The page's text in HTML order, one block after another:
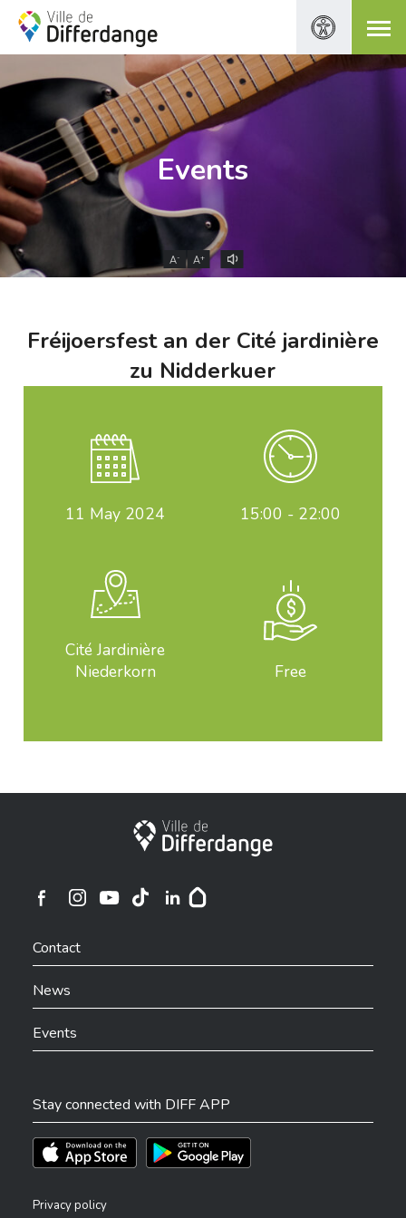
Events
A- A+
Fréijoersfest an der Cité jardinière
zu Nidderkuer
11 May 2024 15:00 - 22:00
Cité Jardinière
Niederkorn
Free
City of Differdange
Ville de Differdange sur Instagram
Contact
News
Events
Stay connected with DIFF APP
Téléchargez l'app sur l'App StoreTéléchargez l'app sur Play Store
Privacy policy